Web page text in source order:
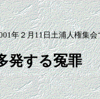
年２月11日土浦人権集
発する冤罪